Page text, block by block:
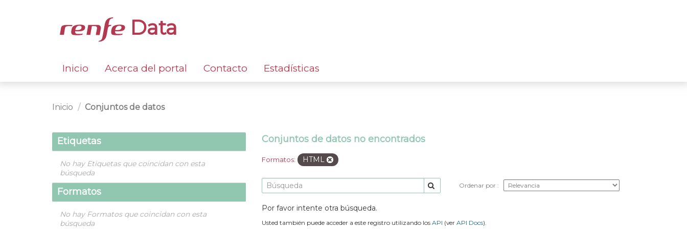
Data
Inicio Acerca del portal Contacto Estadísticas
Inicio Conjuntos de datos
Etiquetas
No hay Etiquetas que coincidan con esta
búsqueda
Formatos
No hay Formatos que coincidan con esta
búsqueda
Conjuntos de datos no encontrados
Formatos: HTML
Ordenar por
Por favor intente otra búsqueda.
Usted también puede acceder a este registro utilizando los API (ver API Docs).